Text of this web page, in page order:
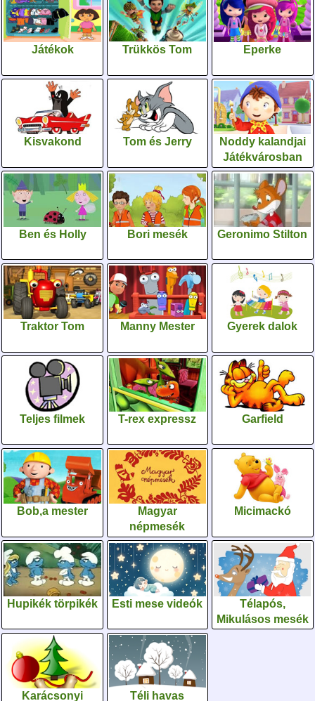
Játékok Trükkös Tom Eperke
Kisvakond Tom és Jerry
Noddy kalandjai
Játékvárosban
Ben és Holly Bori mesék Geronimo Stilton
Traktor Tom Manny Mester Gyerek dalok
Teljes filmek T-rex expressz Garfield
Bob,a mester
Magyar
népmesék
Micimackó
Hupikék törpikék Esti mese videók
Télapós,
Mikulásos mesék
Karácsonyi Téli havas